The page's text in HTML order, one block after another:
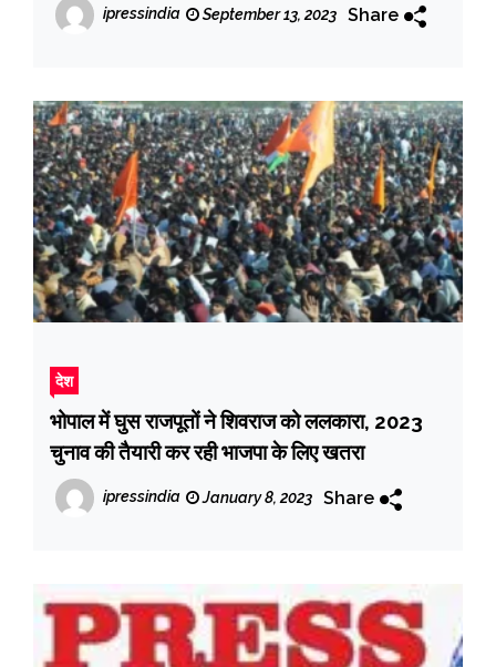
ipressindia September 13, 2023 Share
देश
भोपाल में घुस राजपूतों ने शिवराज को ललकारा, 2023
चुनाव की तैयारी कर रही भाजपा के लिए खतरा
ipressindia January 8, 2023 Share